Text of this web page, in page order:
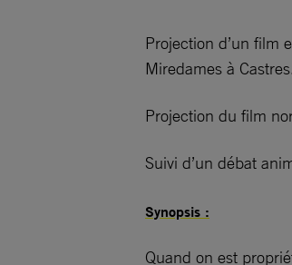
Projection d’un film
Miredames à
Projection du film
Suivi d’un débat
Synopsis :
Quand on est